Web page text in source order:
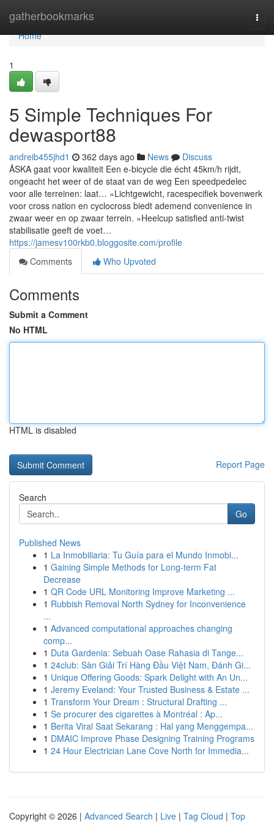
gatherbookmarks
Home
Home
1
5 Simple Techniques For
dewasport88
andreib455jhd1 362 days ago News
Discuss
ÅSKA gaat voor kwaliteit Een e-bicycle die écht 45km/h rijdt,
ongeacht het weer of de staat van de weg Een speedpedelec
voor alle terreinen: laat… »Lichtgewicht, racespecifiek bovenwerk
voor cross nation en cyclocross biedt ademend convenience in
zwaar weer en op zwaar terrein. »Heelcup satisfied anti-twist
stabilisatie geeft de voet…
https://jamesv100rkb0.bloggosite.com/profile
Comments
Who Upvoted
Comments
Submit a Comment
No HTML
HTML is disabled
Report Page
Search
Go
Published News
1 La Inmobiliaria: Tu Guía para el Mundo Inmobi...
1 Gaining Simple Methods for Long-term Fat
Decrease
1 QR Code URL Monitoring Improve Marketing ...
1 Rubbish Removal North Sydney for Inconvenience
...
1 Advanced computational approaches changing
comp...
1 Duta Gardenia: Sebuah Oase Rahasia di Tange...
1 24club: Sàn Giải Trí Hàng Đầu Việt Nam, Đánh Gi...
1 Unique Offering Goods: Spark Delight with An Un...
1 Jeremy Eveland: Your Trusted Business & Estate ...
1 Transform Your Dream : Structural Drafting ...
1 Se procurer des cigarettes à Montréal : Ap...
1 Berita Viral Saat Sekarang : Hal yang Menggempa...
1 DMAIC Improve Phase Designing Training Programs
1 24 Hour Electrician Lane Cove North for Immedia...
Copyright © 2026 | Advanced Search | Live | Tag Cloud | Top